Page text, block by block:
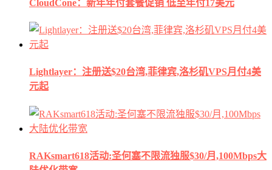
CloudCone：新年年付套餐促销 低至年付17美元
Lightlayer：注册送$20台湾,菲律宾,洛杉矶VPS月付4美
元起
RAKsmart618活动:圣何塞不限流独服$30/月,100Mbps大